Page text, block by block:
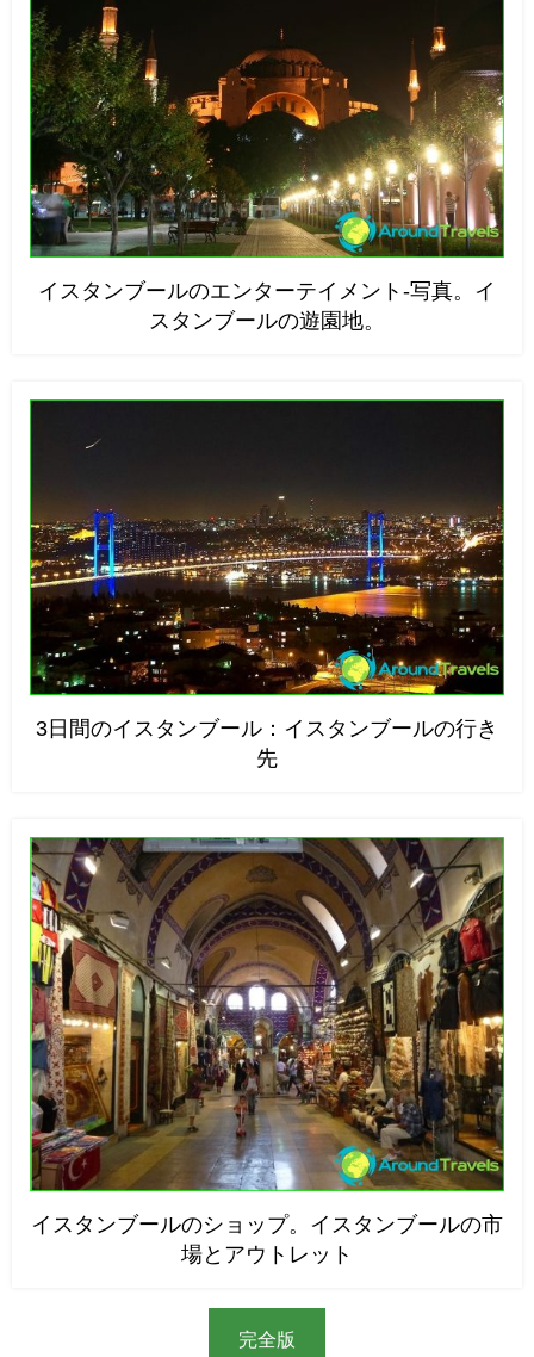
イスタンブールのエンターテイメント-写真。イ
スタンブールの遊園地。
3日間のイスタンブール：イスタンブールの行き
先
イスタンブールのショップ。イスタンブールの市
場とアウトレット
完全版